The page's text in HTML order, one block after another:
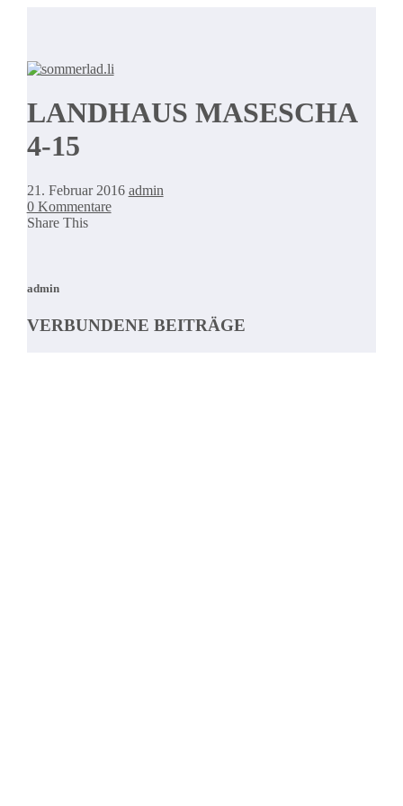
LANDHAUS MASESCHA
4-15
21. Februar 2016 admin
0 Kommentare
Share This
admin
VERBUNDENE BEITRÄGE